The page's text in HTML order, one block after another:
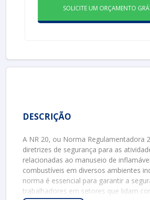
SOLICITE UM ORÇAMENTO
DESCRIÇÃO
A NR 20, ou Norma Regulamentadora
diretrizes de segurança para as
relacionadas ao manuseio de
combustíveis em diversos ambientes
norma é essencial para garantir a
trabalhadores em setores que lidam